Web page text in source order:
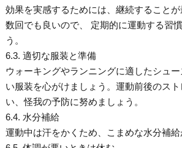
効果を実感するためには、継続すること
数回でも良いので、 定期的に運動する習
う。
6.3. 適切な服装と準備
ウォーキングやランニングに適したシュ
い服装を心がけましょう。運動前後のス
い、怪我の予防に努めましょう。
6.4. 水分補給
運動中は汗をかくため、こまめな水分補給